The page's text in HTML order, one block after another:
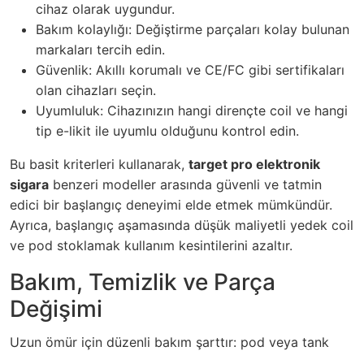
cihaz olarak uygundur.
Bakım kolaylığı: Değiştirme parçaları kolay bulunan
markaları tercih edin.
Güvenlik: Akıllı korumalı ve CE/FC gibi sertifikaları
olan cihazları seçin.
Uyumluluk: Cihazınızın hangi dirençte coil ve hangi
tip e-likit ile uyumlu olduğunu kontrol edin.
Bu basit kriterleri kullanarak, target pro elektronik
sigara benzeri modeller arasında güvenli ve tatmin
edici bir başlangıç deneyimi elde etmek mümkündür.
Ayrıca, başlangıç aşamasında düşük maliyetli yedek coil
ve pod stoklamak kullanım kesintilerini azaltır.
Bakım, Temizlik ve Parça
Değişimi
Uzun ömür için düzenli bakım şarttır: pod veya tank